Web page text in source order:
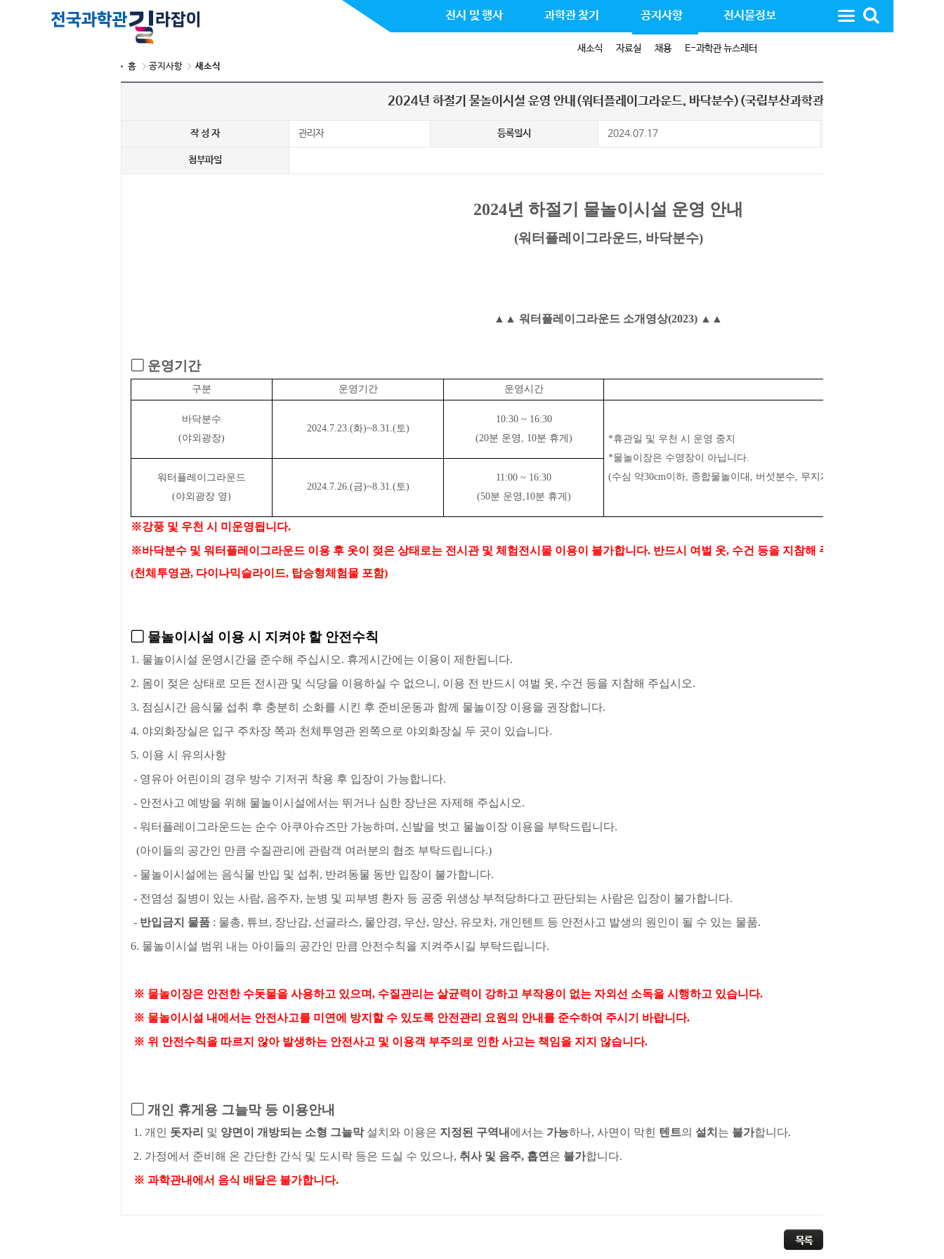
전시 및 행사 과학관 찾기 공지사항
새소식 자료실 채용 E-과학관 뉴스레터
전시물정보
홈 공지사항 새소식
2024년 하절기 물놀이시설 운영 안내(워터플레이그라운드, 바닥분수)(국립부산과학관)
작 성 자 관리자 등록일시 2024.07.17
첨부파일
2024년 하절기 물놀이시설 운영 안내
(워터플레이그라운드, 바닥분수)
▲▲ 워터플레이그라운드 소개영상(2023) ▲▲
운영기간
구분 운영기간 운영시간
바닥분수
(야외광장)
2024.7.23.(화)~8.31.(토)
10:30 ~ 16:30
(20분 운영 , 10분 휴게 ) *휴관일 및 우천 시 운영 중지
*물놀이장은 수영장이 아닙니다.
(수심 약30cm이하, 종합물놀이대 , 버섯분수, 무지개터널
워터플레이그라운드
(야외광장 옆)
2024.7.26.(금)~8.31.(토)
11:00 ~ 16:30
(50분 운영 ,10분 휴게 )
※강풍 및 우천 시 미운영됩니다.
※바닥분수 및 워터플레이그라운드 이용 후 옷이 젖은 상태로는 전시관 및 체험전시물 이용이 불가합니다. 반드시 여벌 옷, 수건 등을 지참해 주시기 바랍니다
(천체투영관, 다이나믹슬라이드, 탑승형체험물 포함)
물놀이시설 이용 시 지켜야 할 안전수칙
1. 물놀이시설 운영시간을 준수해 주십시오. 휴게시간에는 이용이 제한됩니다.
2. 몸이 젖은 상태로 모든 전시관 및 식당을 이용하실 수 없으니 , 이용 전 반드시 여벌 옷, 수건 등을 지참해 주십시오.
3. 점심시간 음식물 섭취 후 충분히 소화를 시킨 후 준비운동과 함께 물놀이장 이용을 권장합니다.
4. 야외화장실은 입구 주차장 쪽과 천체투영관 왼쪽으로 야외화장실 두 곳이 있습니다.
5. 이용 시 유의사항
- 영유아 어린이의 경우 방수 기저귀 착용 후 입장이 가능합니다.
- 안전사고 예방을 위해 물놀이시설에서는 뛰거나 심한 장난은 자제해 주십시오.
- 워터플레이그라운드는 순수 아쿠아슈즈만 가능하며 , 신발을 벗고 물놀이장 이용을 부탁드립니다.
(아이들의 공간인 만큼 수질관리에 관람객 여러분의 협조 부탁드립니다.)
- 물놀이시설에는 음식물 반입 및 섭취 , 반려동물 동반 입장이 불가합니다.
- 전염성 질병이 있는 사람, 음주자, 눈병 및 피부병 환자 등 공중 위생상 부적당하다고 판단되는 사람은 입장이 불가합니다.
- 반입금지 물품 : 물총, 튜브 , 장난감, 선글라스, 물안경, 우산, 양산, 유모차, 개인텐트 등 안전사고 발생의 원인이 될 수 있는 물품.
6. 물놀이시설 범위 내는 아이들의 공간인 만큼 안전수칙을 지켜주시길 부탁드립니다.
※ 물놀이장은 안전한 수돗물을 사용하고 있으며, 수질관리는 살균력이 강하고 부작용이 없는 자외선 소독을 시행하고 있습니다.
※ 물놀이시설 내에서는 안전사고를 미연에 방지할 수 있도록 안전관리 요원의 안내를 준수하여 주시기 바랍니다.
※ 위 안전수칙을 따르지 않아 발생하는 안전사고 및 이용객 부주의로 인한 사고는 책임을 지지 않습니다.
개인 휴게용 그늘막 등 이용안내
1. 개인 돗자리 및 양면이 개방되는 소형 그늘막 설치와 이용은 지정된 구역내 에서는 가능하나, 사면이 막힌 텐트의 설치 는 불가합니다.
2. 가정에서 준비해 온 간단한 간식 및 도시락 등은 드실 수 있으나, 취사 및 음주, 흡연 은 불가합니다.
※ 과학관내에서 음식 배달은 불가합니다.